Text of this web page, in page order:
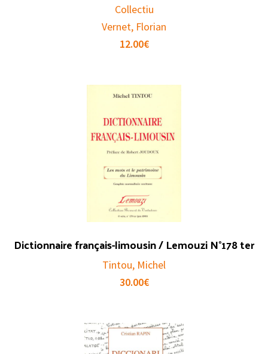
Collectiu
Vernet, Florian
12.00€
Dictionnaire français-limousin / Lemouzi N°178 ter
Tintou, Michel
30.00€